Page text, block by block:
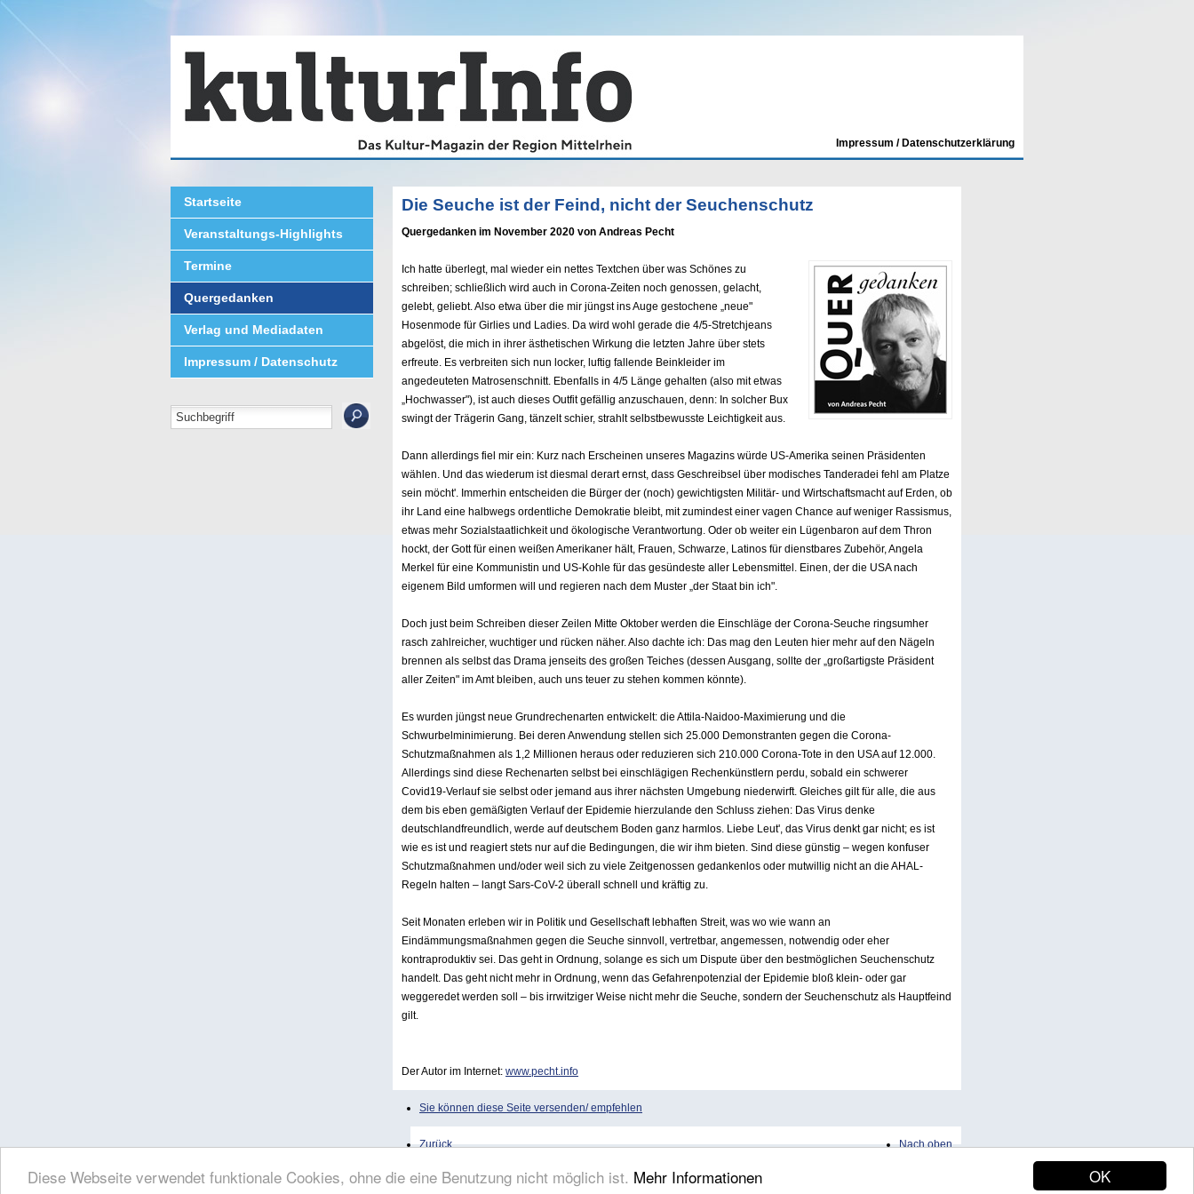
OK
Diese Webseite verwendet funktionale Cookies, ohne die eine Benutzung nicht möglich ist. Mehr Informationen
Impressum / Datenschutzerklärung
Startseite
Veranstaltungs-Highlights
Termine
Quergedanken
Verlag und Mediadaten
Impressum / Datenschutz
Die Seuche ist der Feind, nicht der Seuchenschutz
Quergedanken im November 2020 von Andreas Pecht
Ich hatte überlegt, mal wieder ein nettes Textchen über was Schönes zu
schreiben; schließlich wird auch in Corona-Zeiten noch genossen, gelacht,
gelebt, geliebt. Also etwa über die mir jüngst ins Auge gestochene „neue"
Hosenmode für Girlies und Ladies. Da wird wohl gerade die 4/5-Stretchjeans
abgelöst, die mich in ihrer ästhetischen Wirkung die letzten Jahre über stets
erfreute. Es verbreiten sich nun locker, luftig fallende Beinkleider im
angedeuteten Matrosenschnitt. Ebenfalls in 4/5 Länge gehalten (also mit etwas
„Hochwasser"), ist auch dieses Outfit gefällig anzuschauen, denn: In solcher Bux
swingt der Trägerin Gang, tänzelt schier, strahlt selbstbewusste Leichtigkeit aus.
Dann allerdings fiel mir ein: Kurz nach Erscheinen unseres Magazins würde US-Amerika seinen Präsidenten
wählen. Und das wiederum ist diesmal derart ernst, dass Geschreibsel über modisches Tanderadei fehl am Platze
sein möcht'. Immerhin entscheiden die Bürger der (noch) gewichtigsten Militär- und Wirtschaftsmacht auf Erden, ob
ihr Land eine halbwegs ordentliche Demokratie bleibt, mit zumindest einer vagen Chance auf weniger Rassismus,
etwas mehr Sozialstaatlichkeit und ökologische Verantwortung. Oder ob weiter ein Lügenbaron auf dem Thron
hockt, der Gott für einen weißen Amerikaner hält, Frauen, Schwarze, Latinos für dienstbares Zubehör, Angela
Merkel für eine Kommunistin und US-Kohle für das gesündeste aller Lebensmittel. Einen, der die USA nach
eigenem Bild umformen will und regieren nach dem Muster „der Staat bin ich".
Doch just beim Schreiben dieser Zeilen Mitte Oktober werden die Einschläge der Corona-Seuche ringsumher
rasch zahlreicher, wuchtiger und rücken näher. Also dachte ich: Das mag den Leuten hier mehr auf den Nägeln
brennen als selbst das Drama jenseits des großen Teiches (dessen Ausgang, sollte der „großartigste Präsident
aller Zeiten" im Amt bleiben, auch uns teuer zu stehen kommen könnte).
Es wurden jüngst neue Grundrechenarten entwickelt: die Attila-Naidoo-Maximierung und die
Schwurbelminimierung. Bei deren Anwendung stellen sich 25.000 Demonstranten gegen die Corona-
Schutzmaßnahmen als 1,2 Millionen heraus oder reduzieren sich 210.000 Corona-Tote in den USA auf 12.000.
Allerdings sind diese Rechenarten selbst bei einschlägigen Rechenkünstlern perdu, sobald ein schwerer
Covid19-Verlauf sie selbst oder jemand aus ihrer nächsten Umgebung niederwirft. Gleiches gilt für alle, die aus
dem bis eben gemäßigten Verlauf der Epidemie hierzulande den Schluss ziehen: Das Virus denke
deutschlandfreundlich, werde auf deutschem Boden ganz harmlos. Liebe Leut', das Virus denkt gar nicht; es ist
wie es ist und reagiert stets nur auf die Bedingungen, die wir ihm bieten. Sind diese günstig – wegen konfuser
Schutzmaßnahmen und/oder weil sich zu viele Zeitgenossen gedankenlos oder mutwillig nicht an die AHAL-
Regeln halten – langt Sars-CoV-2 überall schnell und kräftig zu.
Seit Monaten erleben wir in Politik und Gesellschaft lebhaften Streit, was wo wie wann an
Eindämmungsmaßnahmen gegen die Seuche sinnvoll, vertretbar, angemessen, notwendig oder eher
kontraproduktiv sei. Das geht in Ordnung, solange es sich um Dispute über den bestmöglichen Seuchenschutz
handelt. Das geht nicht mehr in Ordnung, wenn das Gefahrenpotenzial der Epidemie bloß klein- oder gar
weggeredet werden soll – bis irrwitziger Weise nicht mehr die Seuche, sondern der Seuchenschutz als Hauptfeind
gilt.
Der Autor im Internet: www.pecht.info
Sie können diese Seite versenden/ empfehlen
Zurück Nach oben